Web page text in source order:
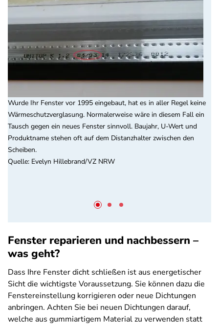
Wurde Ihr Fenster vor 1995 eingebaut, hat es in aller Regel keine
Wärmeschutzverglasung. Normalerweise wäre in diesem Fall ein
Tausch gegen ein neues Fenster sinnvoll. Baujahr, U-Wert und
Produktname stehen oft auf dem Distanzhalter zwischen den
Scheiben.
Quelle: Evelyn Hillebrand/VZ NRW
Fenster reparieren und nachbessern –
was geht?
Dass Ihre Fenster dicht schließen ist aus energetischer
Sicht die wichtigste Voraussetzung. Sie können dazu die
Fenstereinstellung korrigieren oder neue Dichtungen
anbringen. Achten Sie bei neuen Dichtungen darauf,
welche aus gummiartigem Material zu verwenden statt